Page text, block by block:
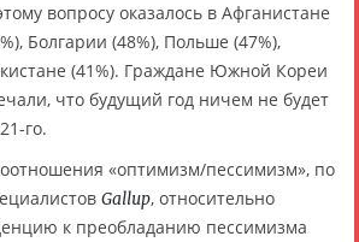
вопросу оказалось в Афганистане
Болгарии (48%), Польше (47%),
(41%). Граждане Южной Кореи
что будущий год ничем не будет
го.
«оптимизм/пессимизм», по
Gallup, относительно
к преобладанию пессимизма